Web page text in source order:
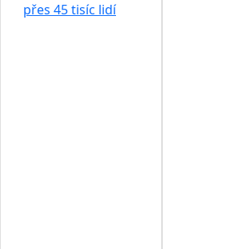
přes 45 tisíc lidí